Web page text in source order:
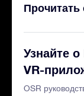
Узнайте
VR-
OSR